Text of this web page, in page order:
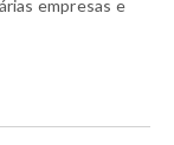
empresas e